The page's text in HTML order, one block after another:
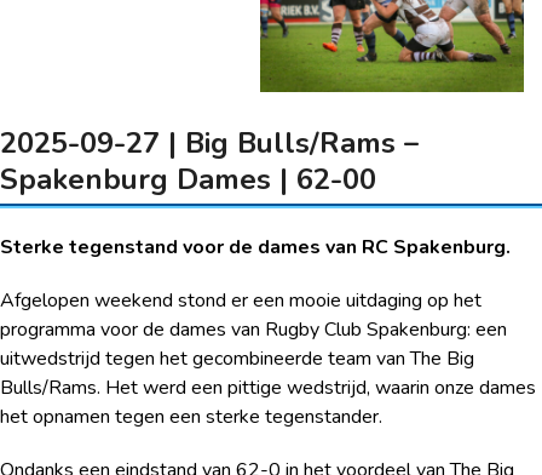
2025-09-27 | Big Bulls/Rams –
Spakenburg Dames | 62-00
Sterke tegenstand voor de dames van RC Spakenburg.
Afgelopen weekend stond er een mooie uitdaging op het
programma voor de dames van Rugby Club Spakenburg: een
uitwedstrijd tegen het gecombineerde team van The Big
Bulls/Rams. Het werd een pittige wedstrijd, waarin onze dames
het opnamen tegen een sterke tegenstander.